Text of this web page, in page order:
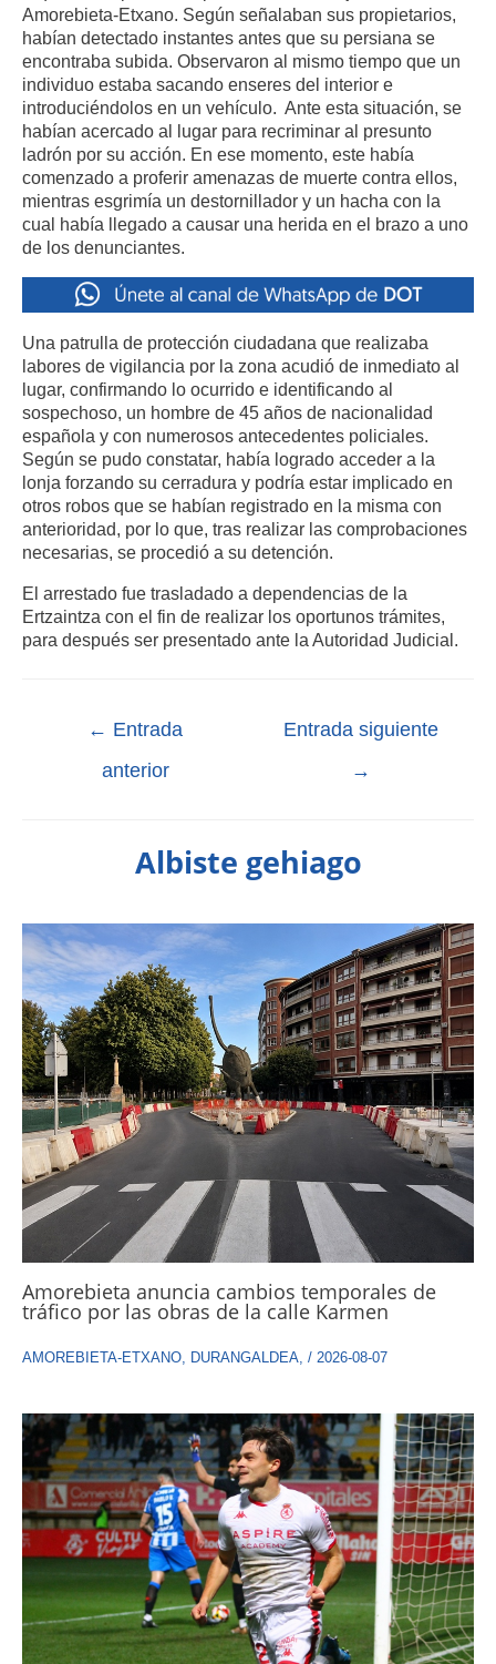
Amorebieta-Etxano. Según señalaban sus propietarios,
habían detectado instantes antes que su persiana se
encontraba subida. Observaron al mismo tiempo que un
individuo estaba sacando enseres del interior e
introduciéndolos en un vehículo. Ante esta situación, se
habían acercado al lugar para recriminar al presunto
ladrón por su acción. En ese momento, este había
comenzado a proferir amenazas de muerte contra ellos,
mientras esgrimía un destornillador y un hacha con la
cual había llegado a causar una herida en el brazo a uno
de los denunciantes.
Una patrulla de protección ciudadana que realizaba
labores de vigilancia por la zona acudió de inmediato al
lugar, confirmando lo ocurrido e identificando al
sospechoso, un hombre de 45 años de nacionalidad
española y con numerosos antecedentes policiales.
Según se pudo constatar, había logrado acceder a la
lonja forzando su cerradura y podría estar implicado en
otros robos que se habían registrado en la misma con
anterioridad, por lo que, tras realizar las comprobaciones
necesarias, se procedió a su detención.
El arrestado fue trasladado a dependencias de la
Ertzaintza con el fin de realizar los oportunos trámites,
para después ser presentado ante la Autoridad Judicial.
← Entrada
anterior
Entrada siguiente
→
Albiste gehiago
Amorebieta anuncia cambios temporales de
tráfico por las obras de la calle Karmen
AMOREBIETA-ETXANO DURANGALDEA / 2026-08-07